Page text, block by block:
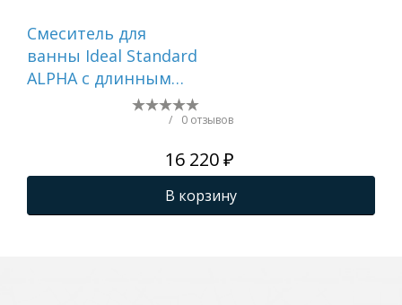
Смеситель для
ванны Ideal Standard
ALPHA с длинным
Однорукоятковый,
/ 0 отзывов
16 220 ₽
В корзину